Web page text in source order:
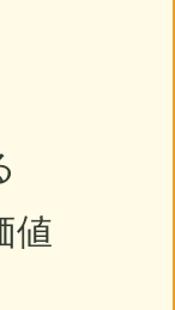
値